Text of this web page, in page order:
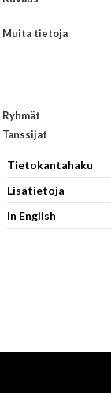
Muita tietoja
Ryhmät
Tanssijat
Tietokantahaku
Lisätietoja
In English